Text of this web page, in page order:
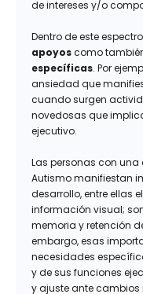
de intereses y/o
Dentro de este
apoyoscomo
específicas. Por
ansiedad que
cuando surgen
novedosas que
ejecutivo.
Las personas con una
Autismo manifiestan
desarrollo, entre ellas
información visual;
memoria y retención
embargo, esas
necesidades
y de sus funciones
y ajuste ante cambios